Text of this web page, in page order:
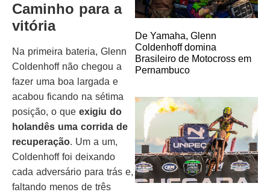
Caminho para a
vitória
Na primeira bateria, Glenn
Coldenhoff não chegou a
fazer uma boa largada e
acabou ficando na sétima
posição, o que exigiu do
holandês uma corrida de
recuperação. Um a um,
Coldenhoff foi deixando
cada adversário para trás e,
faltando menos de três
De Yamaha, Glenn
Coldenhoff domina
Brasileiro de Motocross em
Pernambuco